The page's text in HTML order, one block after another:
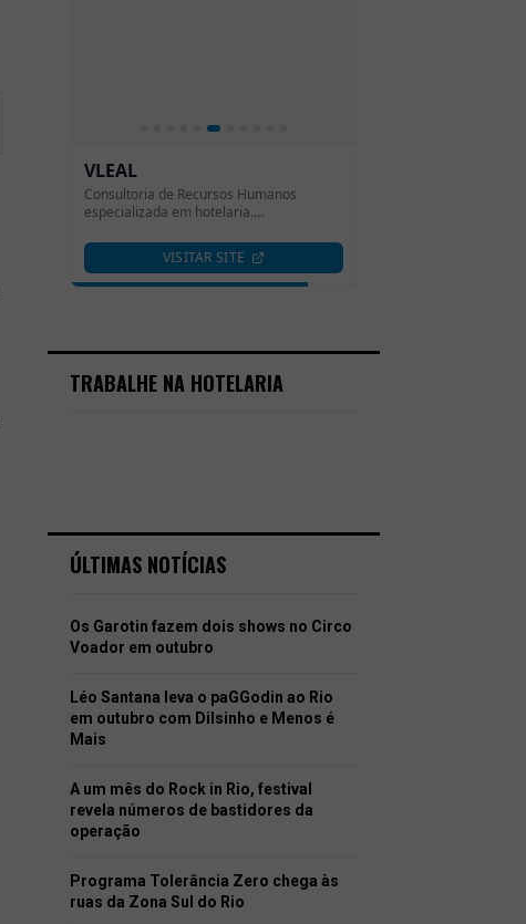
TRABALHE NA HOTELARIA
ÚLTIMAS NOTÍCIAS
Os Garotin fazem dois shows no Circo
Voador em outubro
Léo Santana leva o paGGodin ao Rio
em outubro com Dilsinho e Menos é
Mais
A um mês do Rock in Rio, festival
revela números de bastidores da
operação
Programa Tolerância Zero chega às
ruas da Zona Sul do Rio